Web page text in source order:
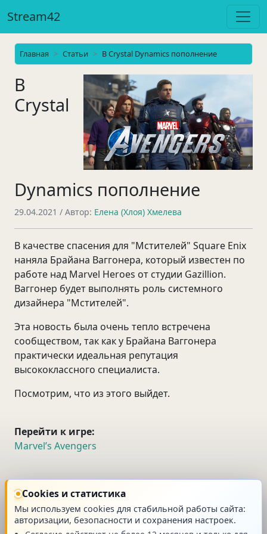
Stream42
Главная Статьи В Crystal Dynamics пополнение
В
Crystal
Dynamics пополнение
29.04.2021 / Автор: Елена (Хлоя) Хмелева
В качестве спасения для "Мстителей" Square Enix
наняла Брайана Ваггонера, который известен по
работе над Marvel Heroes от студии Gazillion.
Ваггонер будет выполнять роль системного
дизайнера "Мстителей".
Эта новость была очень тепло встречена
сообществом, так как у Брайана Ваггонера
практически идеальная репутация
высококлассного специалиста.
Посмотрим, что из этого выйдет.
Перейти к игре:
Marvel’s Avengers
новость
Cookies и статистика
Мы используем cookies для стабильной работы сайта:
авторизации, безопасности и сохранения настроек.